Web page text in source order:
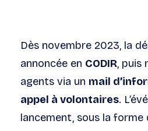
Dès novembre 2023, la
annoncée en CODIR, puis
agents via un mail
appel à volontaires.
lancement, sous la forme